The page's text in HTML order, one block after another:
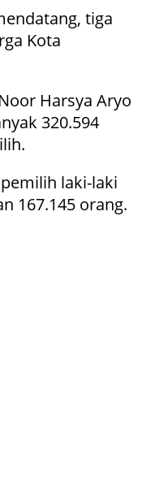
tiga
Kota
Harsya Aryo
320.594
laki-laki
167.145 orang.